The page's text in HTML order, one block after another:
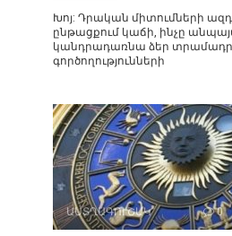
Խոյ: Դրական միտումների
ընթացքում կաճի, ինչը
կանդրադառնա ձեր
գործողությունների
ԱՍՏՂԱԳՈՒՇԱԿ 0